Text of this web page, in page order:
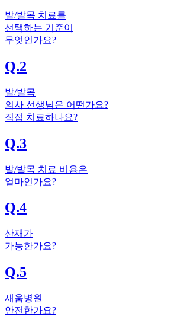
발/발목 치료를
선택하는 기준이
무엇인가요?
Q.2
발/발목
의사 선생님은 어떤가요?
직접 치료하나요?
Q.3
발/발목 치료 비용은
얼마인가요?
Q.4
산재가
가능한가요?
Q.5
새움병원
안전한가요?